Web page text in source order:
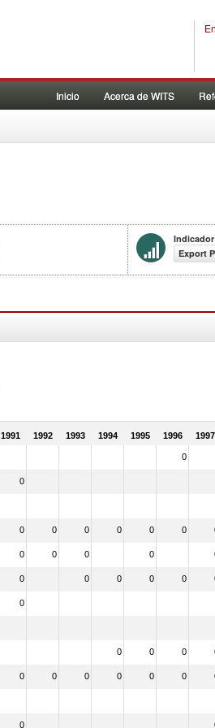
Inicio Acerca de WITS
Indicador
Export
1991 1992 1993 1994 1995 1996 1997
0
0
0 0 0 0 0 0
0 0 0 0
0 0 0 0 0
0
0 0 0
0 0 0 0 0 0
0